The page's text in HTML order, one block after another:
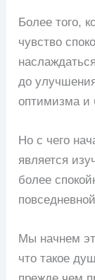
Более того,
чувство
до
оптимизма и
Но с чего
является
более
Мы начнем
что такое